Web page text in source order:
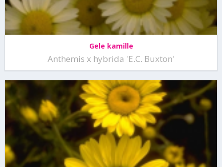
Gele kamille
Anthemis x hybrida 'E.C. Buxton'